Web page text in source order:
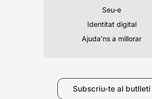
Seu-e
Identitat digital
Ajuda’ns a millorar
Subscriu-te al butlletí